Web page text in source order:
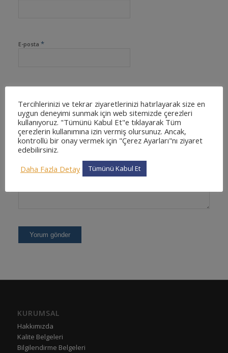
E-posta *
KURUMSAL
Hakkımızda
Kalite Belgeleri
Bilgilendirme Belgeleri
Tercihlerinizi ve tekrar ziyaretlerinizi hatırlayarak size en
uygun deneyimi sunmak için web sitemizde çerezleri
kullanıyoruz. "Tümünü Kabul Et"e tıklayarak Tüm
çerezlerin kullanımına izin vermiş olursunuz. Ancak,
kontrollü bir onay vermek için "Çerez Ayarları"nı ziyaret
edebilirsiniz.
Daha Fazla Detay
Tümünü Kabul Et